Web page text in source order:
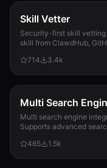
Skill Vetter
Security-first skill vetting
skill from ClawdHub,
714
3.4k
Multi Search
Multi search engine
Supports advanced
required.
465 1.5k